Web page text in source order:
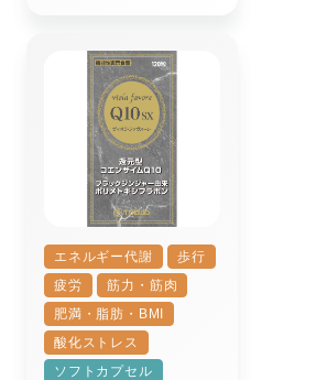
エネルギー代謝
歩行
疲労
筋力・筋肉
肥満・脂肪・BMI
酸化ストレス
ソフトカプセル